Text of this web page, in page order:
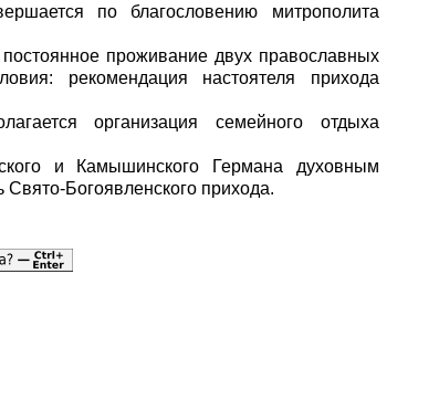
по благословению митрополита
проживание двух православных
рекомендация настоятеля прихода
организация семейного отдыха
и Камышинского Германа духовным
Богоявленского прихода.